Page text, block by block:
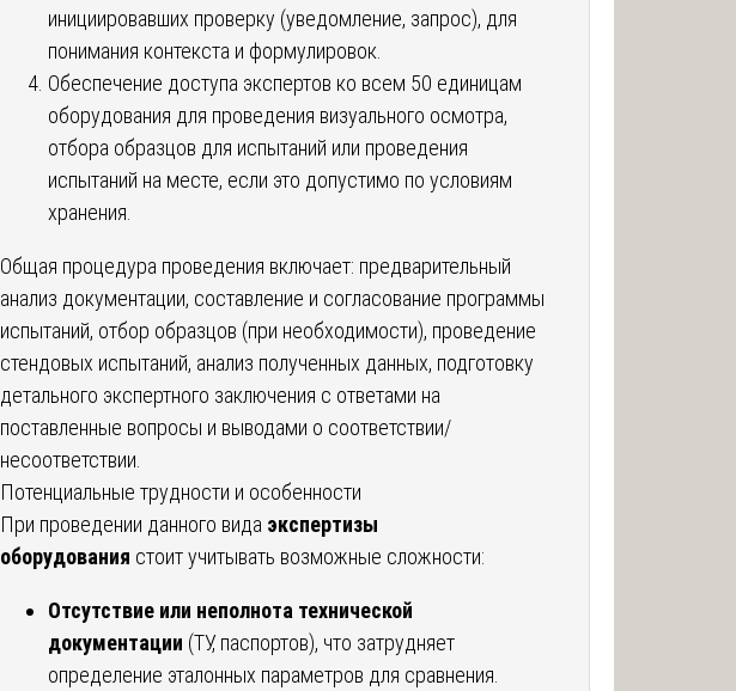
инициировавших проверку (уведомление, запрос), для
понимания контекста и формулировок.
Обеспечение доступа экспертов ко всем 50 единицам
оборудования для проведения визуального осмотра,
отбора образцов для испытаний или проведения
испытаний на месте, если это допустимо по условиям
хранения.
Общая процедура проведения включает: предварительный
анализ документации, составление и согласование программы
испытаний, отбор образцов (при необходимости), проведение
стендовых испытаний, анализ полученных данных, подготовку
детального экспертного заключения с ответами на
поставленные вопросы и выводами о соответствии/
несоответствии.
Потенциальные трудности и особенности
При проведении данного вида экспертизы
оборудования стоит учитывать возможные сложности:
Отсутствие или неполнота технической
документации (ТУ, паспортов), что затрудняет
определение эталонных параметров для сравнения.